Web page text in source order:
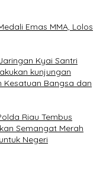
Emas MMA, Lolos
Kyai Santri
kunjungan
Kesatuan Bangsa dan
Riau Tembus
Semangat Merah
Negeri